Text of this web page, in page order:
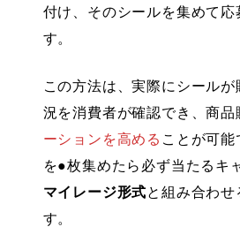
付け、そのシールを集めて
す。
この方法は、実際にシール
況を消費者が確認でき、商品
ーションを高める ことが可
を●枚集めたら必ず当たるキ
マイレージ形式と組み合わ
す。